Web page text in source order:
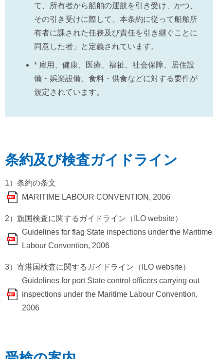
て、所有者から船舶の運航を引き受け、かつ、
その引き受けに際して、本条約に従って船舶所
有者に課された任務及び責任を引き継ぐことに
同意した者」と定義されています。
* 雇用、健康、医療、福祉、社会保障、居住設
備・娯楽設備、食料・供食などに対する要件が
規定されています。
条約及び検査ガイドライン
1）条約の条文
MARITIME LABOUR CONVENTION, 2006
2）旗国検査に関するガイドライン（ILO website）
Guidelines for flag State inspections under the Maritime
Labour Convention, 2006
3）寄港国検査に関するガイドライン（ILO website）
Guidelines for port State control officers carrying out
inspections under the Maritime Labour Convention,
2006